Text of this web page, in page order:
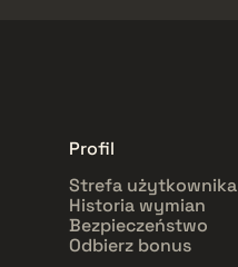
Profil
Strefa użytkownika
Historia wymian
Bezpieczeństwo
Odbierz bonus